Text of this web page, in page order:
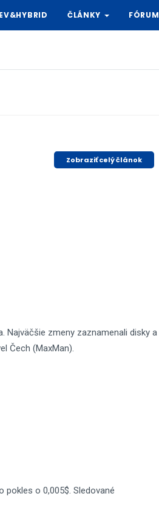
EV&HYBRID ČLÁNKY FÓRUM
Zobraziť celý článok
Najväčšie zmeny zaznamenali disky a
Čech (MaxMan).
pokles o 0,005$. Sledované